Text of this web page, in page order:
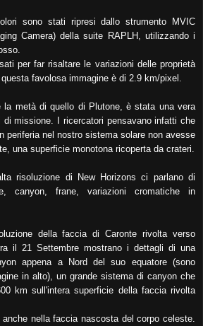
sono stati ripresi dallo strumento MVIC
Camera) della suite RAPLH, utilizzando i
per far risaltare le variazioni delle proprietà
favolosa immagine è di 2.9 km/pixel.
la metà di quello di Plutone, è stata una vera
di missione. I ricercatori pensavano infatti che
periferia nel nostro sistema solare non avesse
una superficie monotona ricoperta da crateri.
risoluzione di New Horizons ci parlano di
canyon, frane, variazioni cromatiche in
della faccia di Caronte rivolta verso
il 21 Settembre mostrano i dettagli di una
appena a Nord del suo equatore (sono
in alto), un grande sistema di canyon che
km sull'intera superficie della faccia rivolta
nella faccia nascosta del corpo celeste.